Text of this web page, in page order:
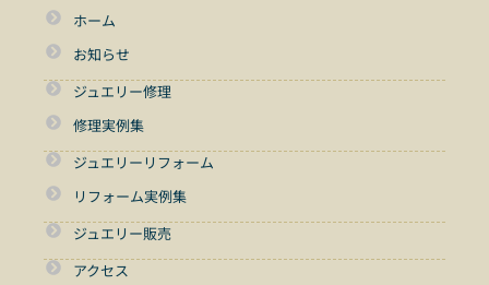
ホーム
お知らせ
ジュエリー修理
修理実例集
ジュエリーリフォーム
リフォーム実例集
ジュエリー販売
アクセス